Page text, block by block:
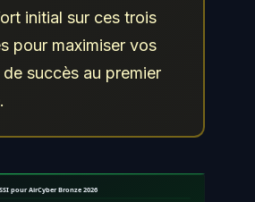
initial sur ces trois
pour maximiser vos
succès au premier
pour AirCyber Bronze 2026